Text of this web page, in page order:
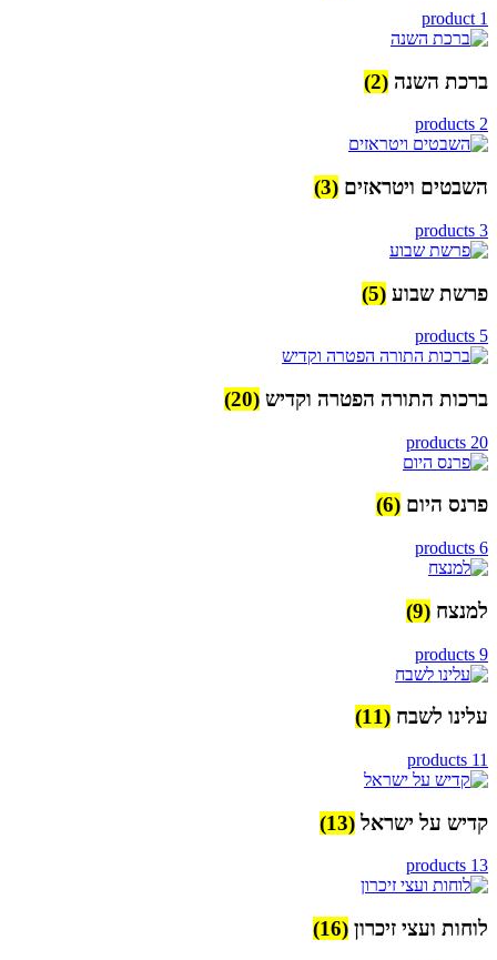
1 product
ברכת השנה (2)
2 products
השבטים ויטראזים (3)
3 products
פרשת שבוע (5)
5 products
ברכות התורה הפטרה וקדיש (20)
20 products
פרנס היום (6)
6 products
למנצח (9)
9 products
עלינו לשבח (11)
11 products
קדיש על ישראל(13)
13 products
לוחות ועצי זיכרון (16)